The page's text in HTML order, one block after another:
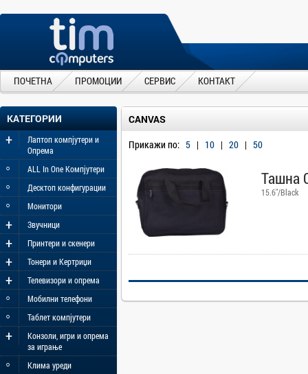
ПОЧЕТНА ПРОМОЦИИ СЕРВИС КОНТАКТ
КАТЕГОРИИ
Лаптоп компјутери и
Опрема
+
ALL In One Компјутери
◦
Десктоп конфигурации
◦
Монитори
◦
Звучници
+
Принтери и скенери
+
Тонери и Кертриџи
+
Телевизори и опрема
+
Мобилни телефони
◦
Таблет компјутери
◦
Конзоли, игри и опрема
за играње
+
Клима уреди
◦
CANVAS
Прикажи по: 5 | 10 | 20 | 50
Ташна
15.6"/Black